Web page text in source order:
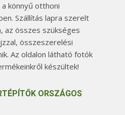
könnyű otthoni
Szállítás lapra szerelt
az összes szükséges
összeszerelési
Az oldalon látható fotók
készültek!
ORSZÁGOS